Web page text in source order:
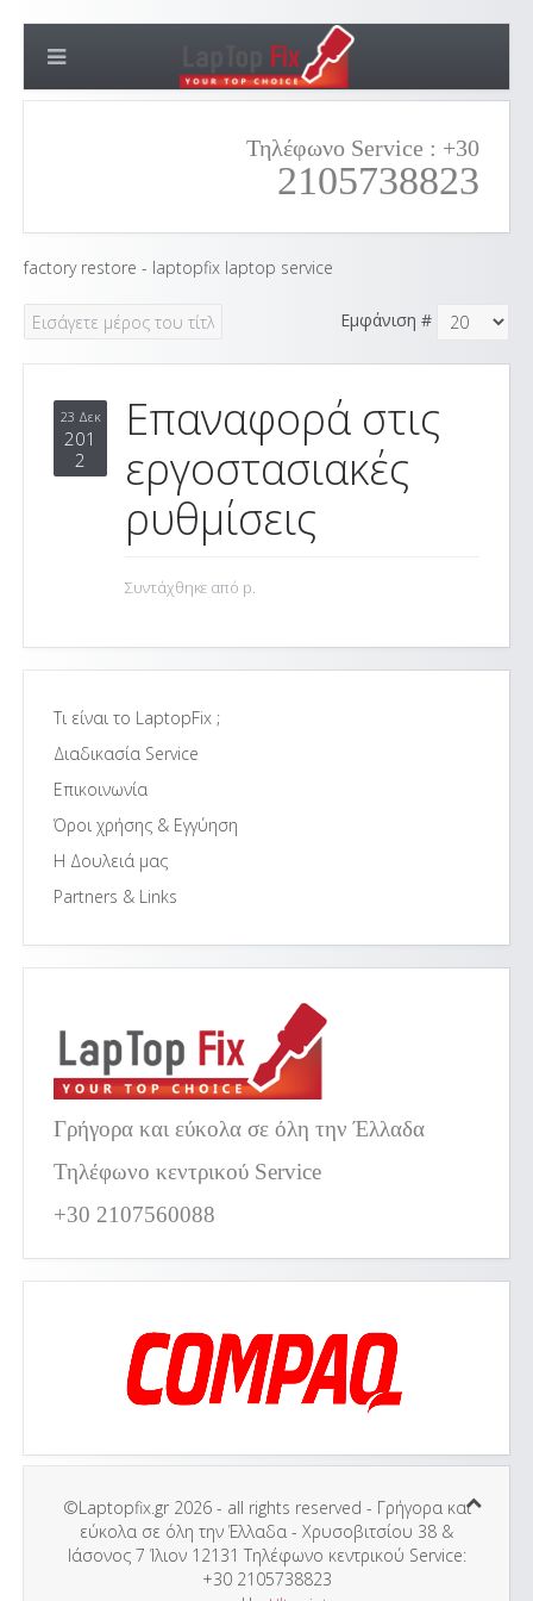
Τηλέφωνο Service : +30
2105738823
factory restore - laptopfix laptop service
Εμφάνιση #
23 Δεκ
201
2
Επαναφορά στις
εργοστασιακές
ρυθμίσεις
Συντάχθηκε από p.
Τι είναι το LaptopFix ;
Διαδικασία Service
Επικοινωνία
Όροι χρήσης & Εγγύηση
Η Δουλειά μας
Partners & Links
Γρήγορα και εύκολα σε όλη την Έλλαδα
Τηλέφωνο κεντρικού Service
+30 2107560088
©Laptopfix.gr 2026 - all rights reserved - Γρήγορα και
εύκολα σε όλη την Έλλαδα - Χρυσοβιτσίου 38 &
Ιάσονος 7 Ίλιον 12131 Τηλέφωνο κεντρικού Service:
+30 2105738823